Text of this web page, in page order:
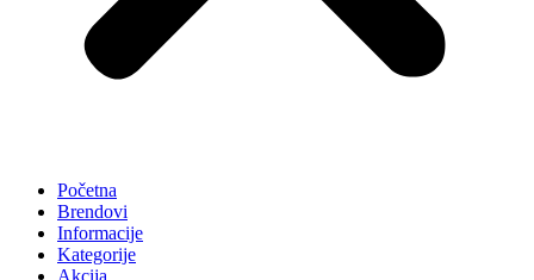
Početna
Brendovi
Informacije
Kategorije
Akcija